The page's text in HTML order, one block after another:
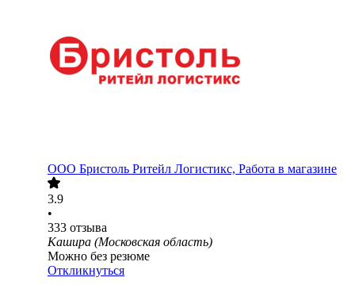
ООО Бристоль Ритейл Логистикс, Работа в магазине
3.9
•
333 отзыва
Кашира (Московская область)
Можно без резюме
Откликнуться